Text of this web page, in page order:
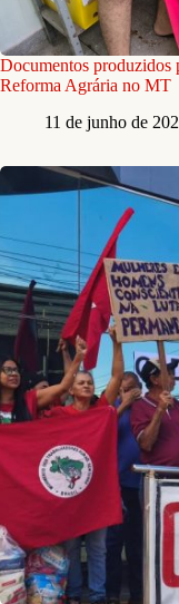
Documentos produzidos
Reforma Agrária no MT
11 de junho de